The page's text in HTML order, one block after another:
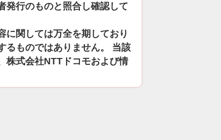
発行のものと照合し確認して
に関しては万全を期しており
るものではありません。 当該
株式会社NTTドコモおよび情